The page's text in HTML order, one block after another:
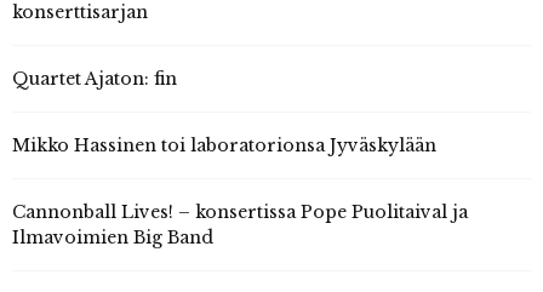
konserttisarjan
Quartet Ajaton: fin
Mikko Hassinen toi laboratorionsa Jyväskylään
Cannonball Lives! – konsertissa Pope Puolitaival ja
Ilmavoimien Big Band